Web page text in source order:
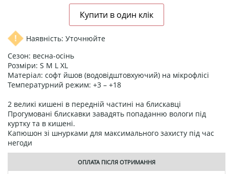
Наявність: Уточнюйте
Сезон: весна-осінь
Розміри: S M L XL
Матеріал: софт йшов (водовідштовхуючий) на мікрофлісі
Температурний режим: +3 – +18
2 великі кишені в передній частині на блискавці
Прогумовані блискавки завадять попаданню вологи під
куртку та в кишені.
Капюшон зі шнурками для максимального захисту під час
негоди
ОПЛАТА ПІСЛЯ ОТРИМАННЯ